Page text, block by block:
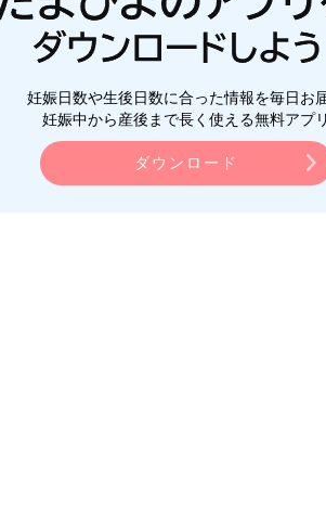
妊娠日数や生後日数に合った情報を毎日お
妊娠中から産後まで長く使える無料アプリ
ダウンロード